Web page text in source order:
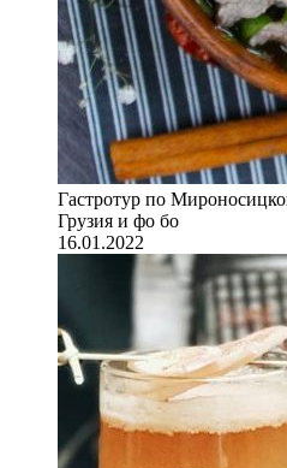
Гастротур по
Грузия и фо бо
16.01.2022